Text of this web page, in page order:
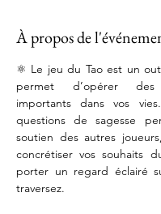
À propos de
⚛️ Le jeu du Tao est un
permet d’opérer des
importants dans vos
questions de sagesse
soutien des autres
concrétiser vos souhaits
porter un regard éclairé
traversez.